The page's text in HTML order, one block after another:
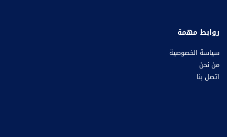
روابط مهمة
سياسة الخصوصية
من نحن
اتصل بنا